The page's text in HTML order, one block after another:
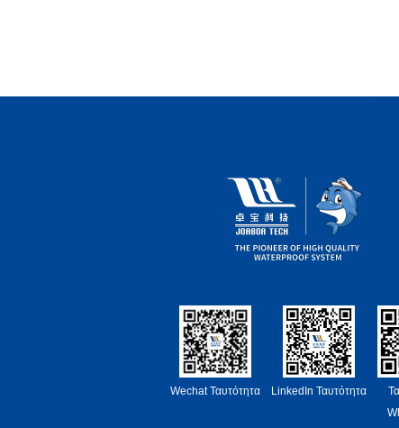
Wechat Ταυτότητα LinkedIn Ταυτότητα